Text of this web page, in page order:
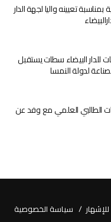
تعيينه واليا لجهة الدار
للدار البيضاء سطات يستقبل
لدولة النمسا
الطالبي العلمي مع وفد عن
للإشهار سياسة الخصوصية